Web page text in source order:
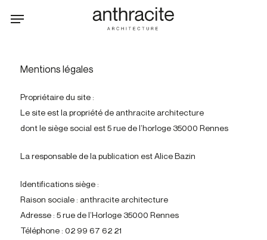
Menu
Mentions légales
Propriétaire du site :
Le site est la propriété de anthracite architecture
dont le siège social est 5 rue de l’horloge 35000 Rennes
La responsable de la publication est Alice Bazin
Identifications siège :
Raison sociale : anthracite architecture
Adresse : 5 rue de l’Horloge 35000 Rennes
Téléphone : 02 99 67 62 21